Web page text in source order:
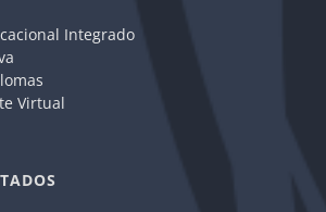
Integrado
Virtual